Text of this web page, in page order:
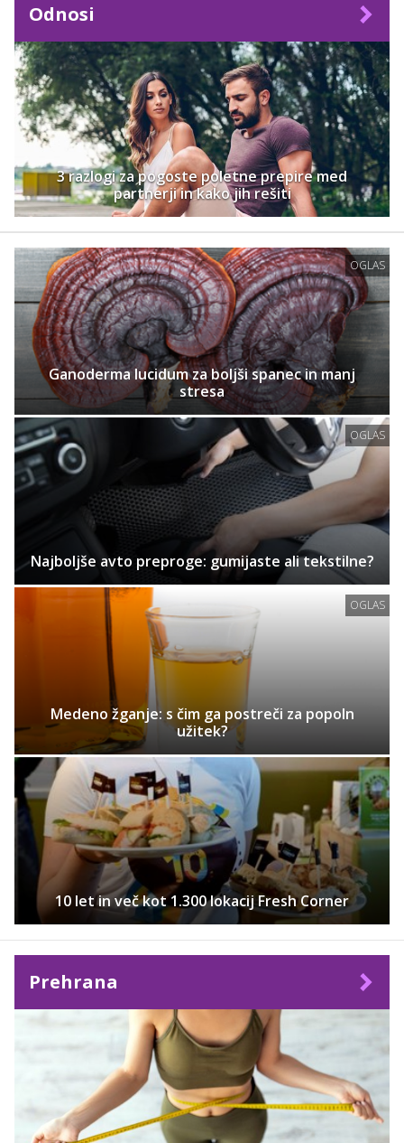
Odnosi
3 razlogi za pogoste poletne prepire med
partnerji in kako jih rešiti
OGLAS
Ganoderma lucidum za boljši spanec in manj
stresa
OGLAS
Najboljše avto preproge: gumijaste ali tekstilne?
OGLAS
Medeno žganje: s čim ga postreči za popoln
užitek?
10 let in več kot 1.300 lokacij Fresh Corner
Prehrana